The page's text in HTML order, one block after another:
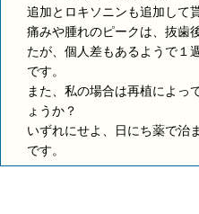
追加とロキソニンも追加して
痛みや腫れのピークは、抜歯
たが、個人差もあるようで１
です。
また、私の場合は再植によっ
ょうか？
いずれにせよ、日にち薬で治
です。